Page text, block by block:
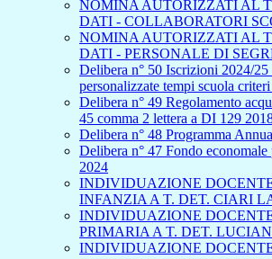
NOMINA AUTORIZZATI AL
DATI - COLLABORATORI
NOMINA AUTORIZZATI AL
DATI - PERSONALE DI
Delibera n° 50 Iscrizioni 2024/25
personalizzate tempi scuola
Delibera n° 49 Regolamento
45 comma 2 lettera a DI 129
Delibera n° 48 Programma
Delibera n° 47 Fondo economale
2024
INDIVIDUAZIONE
INFANZIA A T. DET. CIARI
INDIVIDUAZIONE
PRIMARIA A T. DET.
INDIVIDUAZIONE